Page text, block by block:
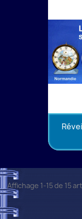
Affichage 1-15 de 15